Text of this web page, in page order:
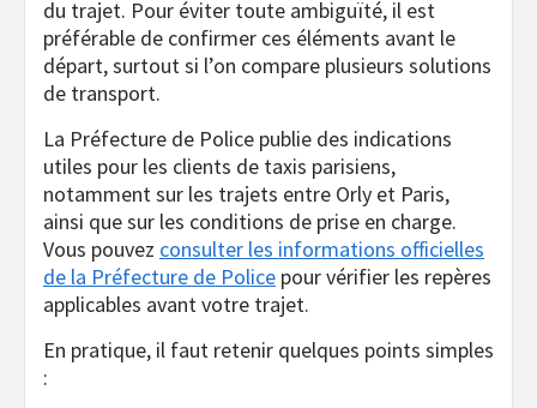
du trajet. Pour éviter toute ambiguïté, il est
préférable de confirmer ces éléments avant le
départ, surtout si l’on compare plusieurs solutions
de transport.
La Préfecture de Police publie des indications
utiles pour les clients de taxis parisiens,
notamment sur les trajets entre Orly et Paris,
ainsi que sur les conditions de prise en charge.
Vous pouvez consulter les informations officielles
de la Préfecture de Police pour vérifier les repères
applicables avant votre trajet.
En pratique, il faut retenir quelques points simples
: